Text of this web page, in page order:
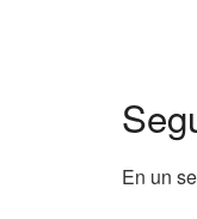
En un